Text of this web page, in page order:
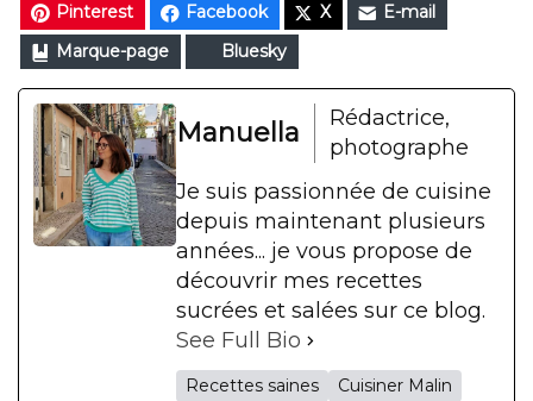
Pinterest Facebook X
E-mail
Marque-page
Bluesky
Manuella
Rédactrice,
photographe
Je suis passionnée de cuisine
depuis maintenant plusieurs
années... je vous propose de
découvrir mes recettes
sucrées et salées sur ce blog.
See Full Bio
Recettes saines Cuisiner Malin